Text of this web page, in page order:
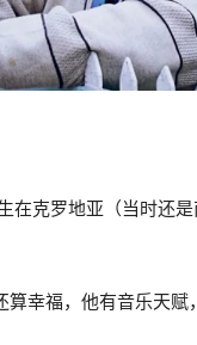
在克罗地亚（当时还
算幸福，他有音乐天赋